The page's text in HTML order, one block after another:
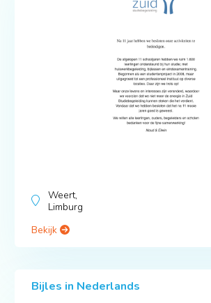
Weert,
Limburg
Bekijk
Bijles in Nederlands